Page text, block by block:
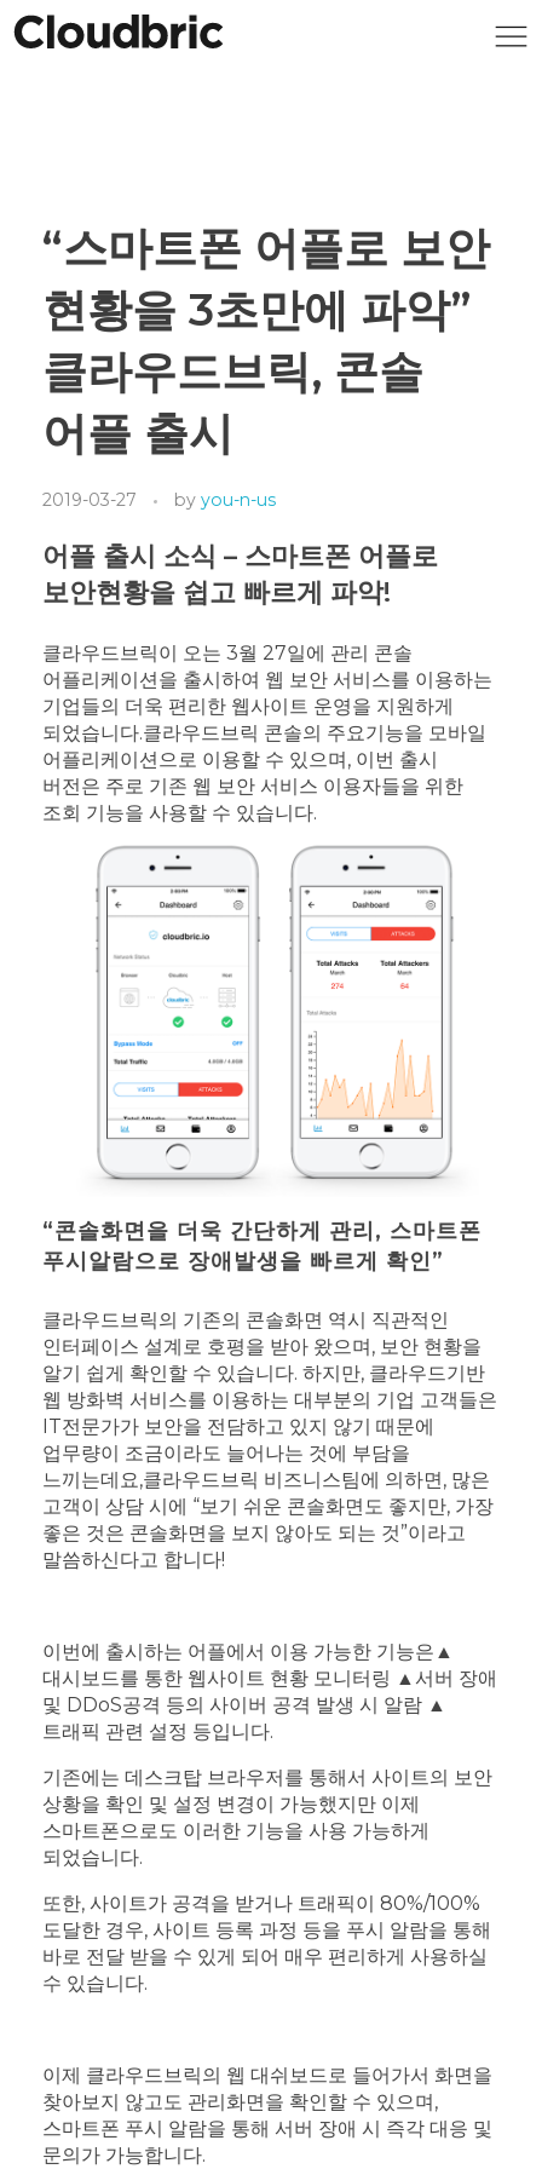
“스마트폰 어플로 보안
현황을 3초만에 파악”
클라우드브릭, 콘솔
어플 출시
2019-03-27 by you-n-us
어플 출시 소식 – 스마트폰 어플로
보안현황을 쉽고 빠르게 파악!
클라우드브릭이 오는 3월 27일에 관리 콘솔
어플리케이션을 출시하여 웹 보안 서비스를 이용하는
기업들의 더욱 편리한 웹사이트 운영을 지원하게
되었습니다.클라우드브릭 콘솔의 주요기능을 모바일
어플리케이션으로 이용할 수 있으며, 이번 출시
버전은 주로 기존 웹 보안 서비스 이용자들을 위한
조회 기능을 사용할 수 있습니다.
“콘솔화면을 더욱 간단하게 관리, 스마트폰
푸시알람으로 장애발생을 빠르게 확인”
클라우드브릭의 기존의 콘솔화면 역시 직관적인
인터페이스 설계로 호평을 받아 왔으며, 보안 현황을
알기 쉽게 확인할 수 있습니다. 하지만, 클라우드기반
웹 방화벽 서비스를 이용하는 대부분의 기업 고객들은
IT전문가가 보안을 전담하고 있지 않기 때문에
업무량이 조금이라도 늘어나는 것에 부담을
느끼는데요,클라우드브릭 비즈니스팀에 의하면, 많은
고객이 상담 시에 “보기 쉬운 콘솔화면도 좋지만, 가장
좋은 것은 콘솔화면을 보지 않아도 되는 것”이라고
말씀하신다고 합니다!
이번에 출시하는 어플에서 이용 가능한 기능은▲
대시보드를 통한 웹사이트 현황 모니터링 ▲서버 장애
및 DDoS공격 등의 사이버 공격 발생 시 알람 ▲
트래픽 관련 설정 등입니다.
기존에는 데스크탑 브라우저를 통해서 사이트의 보안
상황을 확인 및 설정 변경이 가능했지만 이제
스마트폰으로도 이러한 기능을 사용 가능하게
되었습니다.
또한, 사이트가 공격을 받거나 트래픽이 80%/100%
도달한 경우, 사이트 등록 과정 등을 푸시 알람을 통해
바로 전달 받을 수 있게 되어 매우 편리하게 사용하실
수 있습니다.
이제 클라우드브릭의 웹 대쉬보드로 들어가서 화면을
찾아보지 않고도 관리화면을 확인할 수 있으며,
스마트폰 푸시 알람을 통해 서버 장애 시 즉각 대응 및
문의가 가능합니다.